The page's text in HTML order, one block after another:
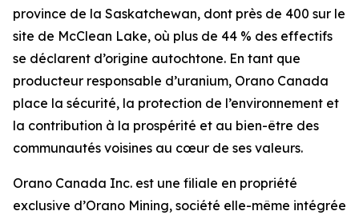
province de la Saskatchewan, dont près de 400 sur le
site de McClean Lake, où plus de 44 % des effectifs
se déclarent d’origine autochtone. En tant que
producteur responsable d’uranium, Orano Canada
place la sécurité, la protection de l’environnement et
la contribution à la prospérité et au bien-être des
communautés voisines au cœur de ses valeurs.
Orano Canada Inc. est une filiale en propriété
exclusive d’Orano Mining, société elle-même intégrée